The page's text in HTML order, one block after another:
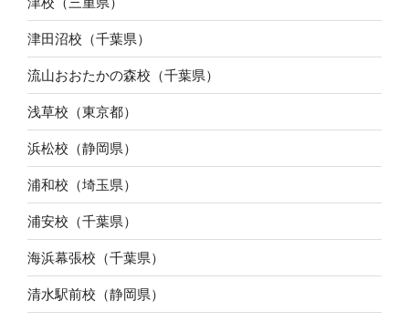
津田沼校（千葉県）
流山おおたかの森校（千葉県）
浅草校（東京都）
浜松校（静岡県）
浦和校（埼玉県）
浦安校（千葉県）
海浜幕張校（千葉県）
清水駅前校（静岡県）